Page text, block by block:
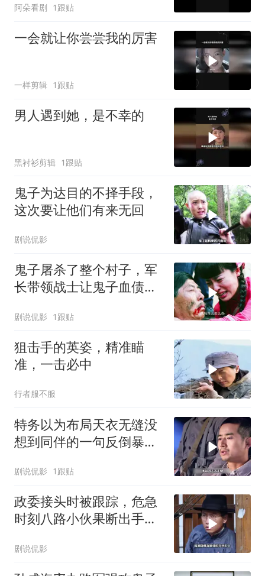
阿朵看剧 1跟贴
一会就让你尝尝我的厉害
一样剪辑 1跟贴
男人遇到她，是不幸的
黑衬衫剪辑 1跟贴
鬼子为达目的不择手段，
这次要让他们有来无回
剧说侃影
鬼子屠杀了整个村子，军
长带领战士让鬼子血债血
剧说侃影 1跟贴
狙击手的英姿，精准瞄
准，一击必中
行者服不服
特务以为布局天衣无缝没
想到同伴的一句反倒暴露
剧说侃影 1跟贴
政委接头时被跟踪，危急
时刻八路小伙果断出手将
剧说侃影